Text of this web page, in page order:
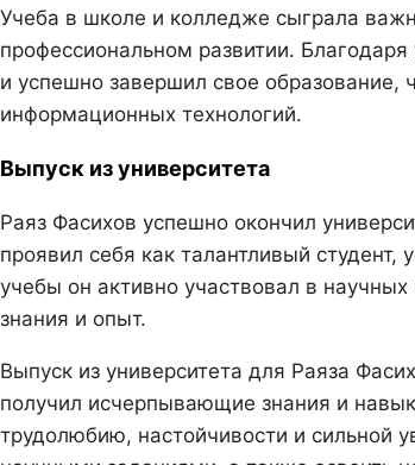
Учеба в школе и колледже сыграла
профессиональном развитии.
и успешно завершил свое образование,
информационных технологий.
Выпуск из университета
Раяз Фасихов успешно окончил
проявил себя как талантливый
учебы он активно участвовал в
знания и опыт.
Выпуск из университета для Раяза
получил исчерпывающие знания и
трудолюбию, настойчивости и сильной